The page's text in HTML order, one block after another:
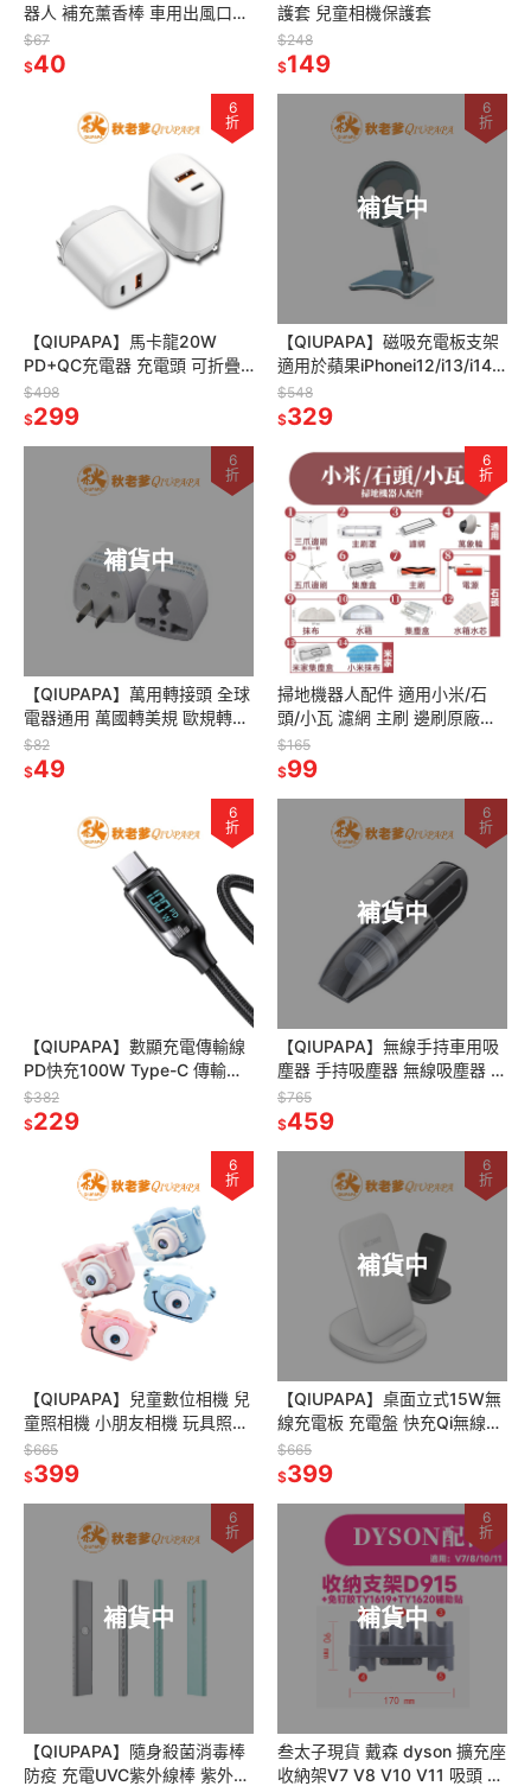
器人 補充薰香棒 車用出風口香
水 車用香薰 補充芯 車用香氛
汽車香氛 冷氣口香水
$67
$40
護套 兒童相機保護套
$248
$149
6
折
【QIUPAPA】馬卡龍20W
PD+QC充電器 充電頭 可折疊
雙孔快充頭 支持PD20W快充
QC3.0閃電快充
$498
$299
補貨中
6
折
【QIUPAPA】磁吸充電板支架
適用於蘋果iPhonei12/i13/i14
手機無線充支架鋁合金
Magsafe
$548
$329
補貨中
6
折
【QIUPAPA】萬用轉接頭 全球
電器通用 萬國轉美規 歐規轉美
規 三孔三圓轉二扁 插頭轉換轉
接頭
$82
$49
6
折
掃地機器人配件 適用小米/石
頭/小瓦 濾網 主刷 邊刷原廠正
品 副廠 可水洗 耗材
$165
$99
6
折
【QIUPAPA】數顯充電傳輸線
PD快充100W Type-C 傳輸線
Lightning USB iphone充電線
$382
$229
補貨中
6
折
【QIUPAPA】無線手持車用吸
塵器 手持吸塵器 無線吸塵器 車
用吸塵器無線 小型吸塵器 小鋼
炮吸塵器 汽車吸塵器
$765
$459
6
折
【QIUPAPA】兒童數位相機 兒
童照相機 小朋友相機 玩具照相
機 兒童節禮物 2000萬畫素 繁
中版 32G 16G
$665
$399
補貨中
6
折
【QIUPAPA】桌面立式15W無
線充電板 充電盤 快充Qi無線充
電板 手機支架 可直放橫放 充電
器 充電座
$665
$399
補貨中
6
折
【QIUPAPA】隨身殺菌消毒棒
防疫 充電UVC紫外線棒 紫外線
補貨中
6
折
叁太子現貨 戴森 dyson 擴充座
收納架V7 V8 V10 V11 吸頭 收